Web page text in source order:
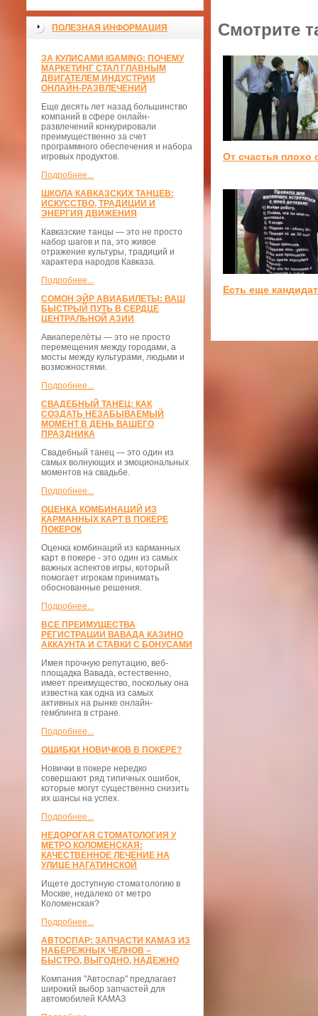
ПОЛЕЗНАЯ ИНФОРМАЦИЯ
ЗА КУЛИСАМИ IGAMING: ПОЧЕМУ
МАРКЕТИНГ СТАЛ ГЛАВНЫМ
ДВИГАТЕЛЕМ ИНДУСТРИИ
ОНЛАЙН-РАЗВЛЕЧЕНИЙ
Еще десять лет назад большинство
компаний в сфере онлайн-
развлечений конкурировали
преимущественно за счет
программного обеспечения и набора
игровых продуктов.
Подробнее...
ШКОЛА КАВКАЗСКИХ ТАНЦЕВ:
ИСКУССТВО, ТРАДИЦИИ И
ЭНЕРГИЯ ДВИЖЕНИЯ
Кавказские танцы — это не просто
набор шагов и па, это живое
отражение культуры, традиций и
характера народов Кавказа.
Подробнее...
СОМОН ЭЙР АВИАБИЛЕТЫ: ВАШ
БЫСТРЫЙ ПУТЬ В СЕРДЦЕ
ЦЕНТРАЛЬНОЙ АЗИИ
Авиаперелёты — это не просто
перемещения между городами, а
мосты между культурами, людьми и
возможностями.
Подробнее...
СВАДЕБНЫЙ ТАНЕЦ: КАК
СОЗДАТЬ НЕЗАБЫВАЕМЫЙ
МОМЕНТ В ДЕНЬ ВАШЕГО
ПРАЗДНИКА
Свадебный танец — это один из
самых волнующих и эмоциональных
моментов на свадьбе.
Подробнее...
ОЦЕНКА КОМБИНАЦИЙ ИЗ
КАРМАННЫХ КАРТ В ПОКЕРЕ
ПОКЕРОК
Оценка комбинаций из карманных
карт в покере - это один из самых
важных аспектов игры, который
помогает игрокам принимать
обоснованные решения.
Подробнее...
ВСЕ ПРЕИМУЩЕСТВА
РЕГИСТРАЦИИ ВАВАДА КАЗИНО
АККАУНТА И СТАВКИ С БОНУСАМИ
Имея прочную репутацию, веб-
площадка Вавада, естественно,
имеет преимущество, поскольку она
известна как одна из самых
активных на рынке онлайн-
гемблинга в стране.
Подробнее...
ОШИБКИ НОВИЧКОВ В ПОКЕРЕ?
Новички в покере нередко
совершают ряд типичных ошибок,
которые могут существенно снизить
их шансы на успех.
Подробнее...
НЕДОРОГАЯ СТОМАТОЛОГИЯ У
МЕТРО КОЛОМЕНСКАЯ:
КАЧЕСТВЕННОЕ ЛЕЧЕНИЕ НА
УЛИЦЕ НАГАТИНСКОЙ
Ищете доступную стоматологию в
Москве, недалеко от метро
Коломенская?
Подробнее...
АВТОСПАР: ЗАПЧАСТИ КАМАЗ ИЗ
НАБЕРЕЖНЫХ ЧЕЛНОВ –
БЫСТРО, ВЫГОДНО, НАДЕЖНО
Компания "Автоспар" предлагает
широкий выбор запчастей для
автомобилей КАМАЗ
Смотрите
От счастья плохо
Есть еще